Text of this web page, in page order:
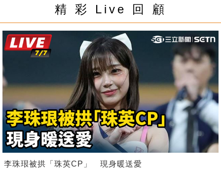
精 彩 Live 回 顧
李珠珢被拱「珠英CP」 現身暖送愛